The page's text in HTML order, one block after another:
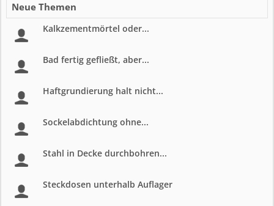
Neue Themen
Kalkzementmörtel oder...
Bad fertig gefließt, aber...
Haftgrundierung halt nicht...
Sockelabdichtung ohne...
Stahl in Decke durchbohren...
Steckdosen unterhalb Auflager